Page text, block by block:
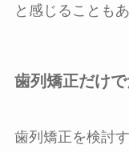
と感じることも
歯列矯正だけ
歯列矯正を検討